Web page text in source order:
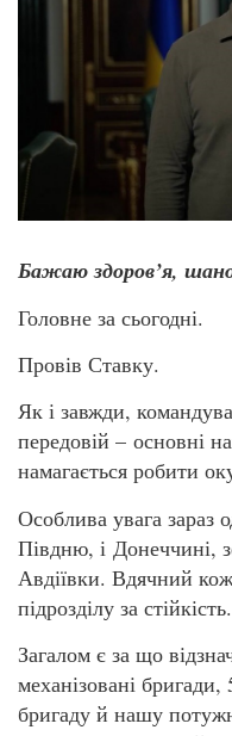
Бажаю здоров’я,
Головне за сьогодні.
Провів Ставку.
Як і завжди,
передовій – основні
намагається робити
Особлива увага зараз
Півдню, і Донеччині,
Авдіївки. Вдячний
підрозділу за стійкість.
Загалом є за що
механізовані
бригаду й нашу